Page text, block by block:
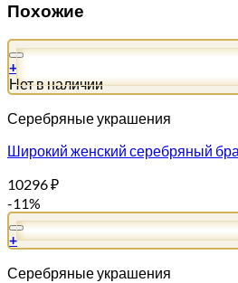
Похожие
+
Нет в наличии
Серебряные украшения
Широкий женский серебряный
10296₽
-11%
+
Серебряные украшения